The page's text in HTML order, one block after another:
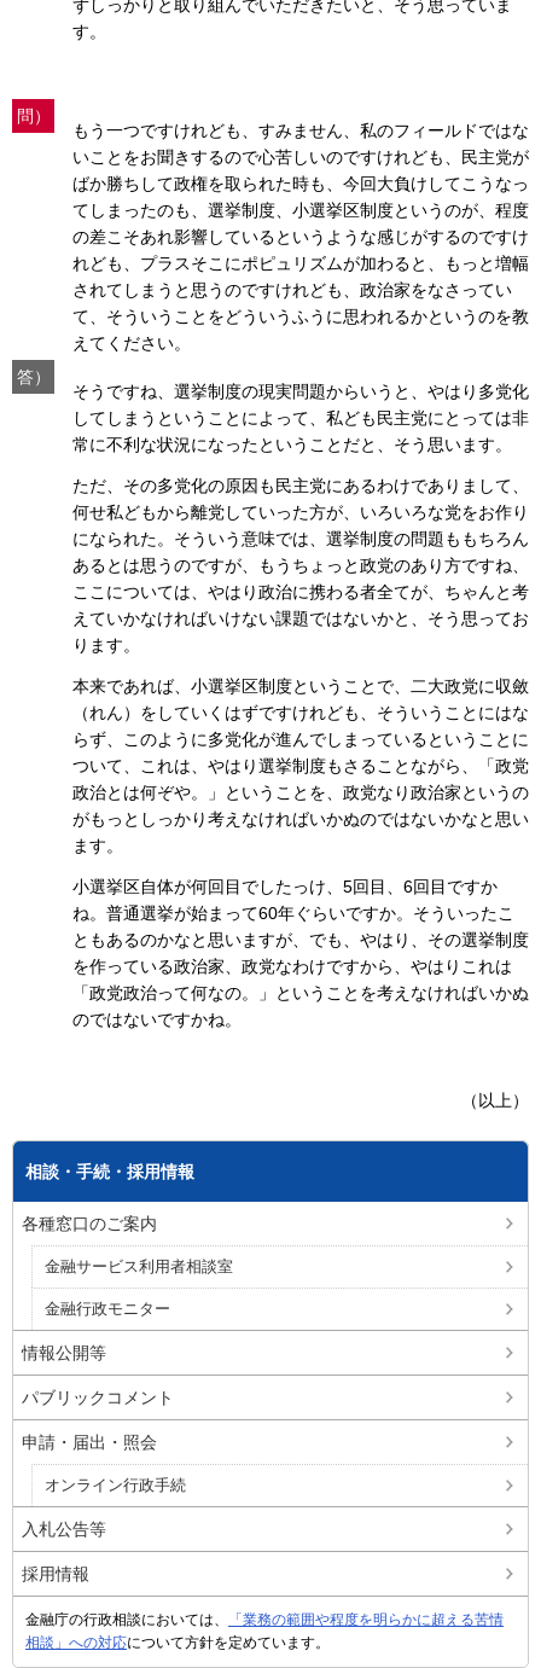
ずしっかりと取り組んでいただきたいと、そう思っていま
す。
問）
もう一つですけれども、すみません、私のフィールドではな
いことをお聞きするので心苦しいのですけれども、民主党が
ばか勝ちして政権を取られた時も、今回大負けしてこうなっ
てしまったのも、選挙制度、小選挙区制度というのが、程度
の差こそあれ影響しているというような感じがするのですけ
れども、プラスそこにポピュリズムが加わると、もっと増幅
されてしまうと思うのですけれども、政治家をなさってい
て、そういうことをどういうふうに思われるかというのを教
えてください。
答）
そうですね、選挙制度の現実問題からいうと、やはり多党化
してしまうということによって、私ども民主党にとっては非
常に不利な状況になったということだと、そう思います。
ただ、その多党化の原因も民主党にあるわけでありまして、
何せ私どもから離党していった方が、いろいろな党をお作り
になられた。そういう意味では、選挙制度の問題ももちろん
あるとは思うのですが、もうちょっと政党のあり方ですね、
ここについては、やはり政治に携わる者全てが、ちゃんと考
えていかなければいけない課題ではないかと、そう思ってお
ります。
本来であれば、小選挙区制度ということで、二大政党に収斂
（れん）をしていくはずですけれども、そういうことにはな
らず、このように多党化が進んでしまっているということに
ついて、これは、やはり選挙制度もさることながら、「政党
政治とは何ぞや。」ということを、政党なり政治家というの
がもっとしっかり考えなければいかぬのではないかなと思い
ます。
小選挙区自体が何回目でしたっけ、5回目、6回目ですか
ね。普通選挙が始まって60年ぐらいですか。そういったこ
ともあるのかなと思いますが、でも、やはり、その選挙制度
を作っている政治家、政党なわけですから、やはりこれは
「政党政治って何なの。」ということを考えなければいかぬ
のではないですかね。
（以上）
相談・手続・採用情報
各種窓口のご案内
金融サービス利用者相談室
金融行政モニター
情報公開等
パブリックコメント
申請・届出・照会
オンライン行政手続
入札公告等
採用情報
金融庁の行政相談においては、
「業務の範囲や程度を明らかに超える苦情
相談」への対応について方針を定めています。